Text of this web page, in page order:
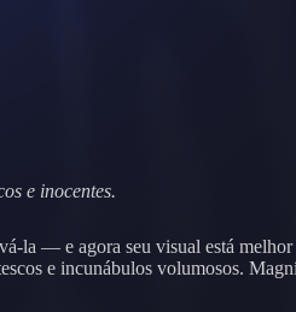
e inocentes.
la — e agora seu visual está
e incunábulos volumosos.